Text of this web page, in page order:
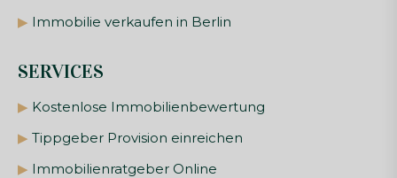
▶ Immobilie verkaufen in Berlin
SERVICES
▶ Kostenlose Immobilienbewertung
▶ Tippgeber Provision einreichen
▶ Immobilienratgeber Online